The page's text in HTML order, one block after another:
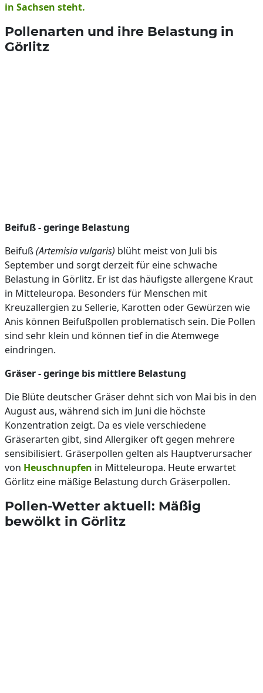
in Sachsen steht.
Pollenarten und ihre Belastung in
Görlitz
Beifuß - geringe Belastung
Beifuß(Artemisia vulgaris) blüht meist von Juli bis
September und sorgt derzeit für eine schwache
Belastung in Görlitz. Er ist das häufigste allergene Kraut
in Mitteleuropa. Besonders für Menschen mit
Kreuzallergien zu Sellerie, Karotten oder Gewürzen wie
Anis können Beifußpollen problematisch sein. Die Pollen
sind sehr klein und können tief in die Atemwege
eindringen.
Gräser - geringe bis mittlere Belastung
Die Blüte deutscher Gräser dehnt sich von Mai bis in den
August aus, während sich im Juni die höchste
Konzentration zeigt. Da es viele verschiedene
Gräserarten gibt, sind Allergiker oft gegen mehrere
sensibilisiert. Gräserpollen gelten als Hauptverursacher
von Heuschnupfen in Mitteleuropa. Heute erwartet
Görlitz eine mäßige Belastung durch Gräserpollen.
Pollen-Wetter aktuell: Mäßig
bewölkt in Görlitz